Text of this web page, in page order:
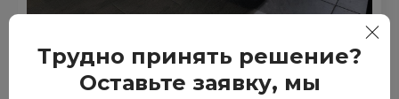
1.5T 4WD 7DCT (177 л.с.)
от 1 245 090 руб.
Трудно принять решение?
Оставьте заявку, мы